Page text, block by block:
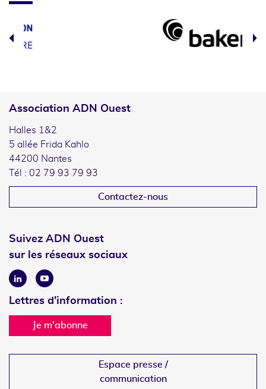
Association ADN Ouest
Halles 1&2
5 allée Frida Kahlo
44200 Nantes
Tél : 02 79 93 79 93
Contactez-nous
Suivez ADN Ouest
sur les réseaux sociaux
LinkedinYoutube
Lettres d'information :
Je m'abonne
Espace presse /
communication